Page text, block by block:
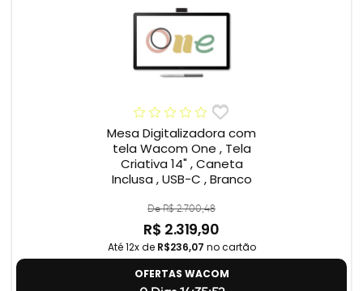
Mesa Digitalizadora com
tela Wacom One , Tela
Criativa 14" , Caneta
Inclusa , USB-C , Branco
De R$ 2.700,48
R$ 2.319,90
Até 12x de R$236,07 no cartão
OFERTAS WACOM